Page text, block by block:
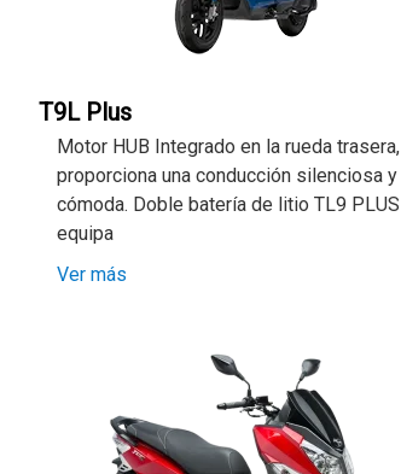
T9L Plus
Motor HUB Integrado en la rueda trasera,
proporciona una conducción silenciosa y
cómoda. Doble batería de litio TL9 PLUS
equipa
Ver más